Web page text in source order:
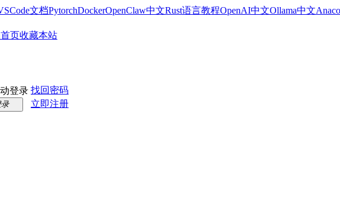
文档PytorchDockerOpenClaw中文Rust语言教程OpenAI中文Ollama中文
页收藏本站
登录 找回密码
立即注册